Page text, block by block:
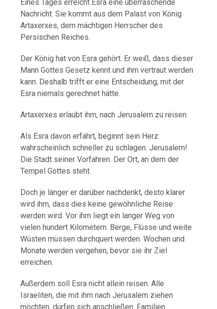
Eines Tages erreicht Esra eine überraschende
Nachricht. Sie kommt aus dem Palast von König
Artaxerxes, dem mächtigen Herrscher des
Persischen Reiches.
Der König hat von Esra gehört. Er weiß, dass dieser
Mann Gottes Gesetz kennt und ihm vertraut werden
kann. Deshalb trifft er eine Entscheidung, mit der
Esra niemals gerechnet hätte.
Artaxerxes erlaubt ihm, nach Jerusalem zu reisen.
Als Esra davon erfährt, beginnt sein Herz
wahrscheinlich schneller zu schlagen. Jerusalem!
Die Stadt seiner Vorfahren. Der Ort, an dem der
Tempel Gottes steht.
Doch je länger er darüber nachdenkt, desto klarer
wird ihm, dass dies keine gewöhnliche Reise
werden wird. Vor ihm liegt ein langer Weg von
vielen hundert Kilometern. Berge, Flüsse und weite
Wüsten müssen durchquert werden. Wochen und
Monate werden vergehen, bevor sie ihr Ziel
erreichen.
Außerdem soll Esra nicht allein reisen. Alle
Israeliten, die mit ihm nach Jerusalem ziehen
möchten, dürfen sich anschließen. Familien